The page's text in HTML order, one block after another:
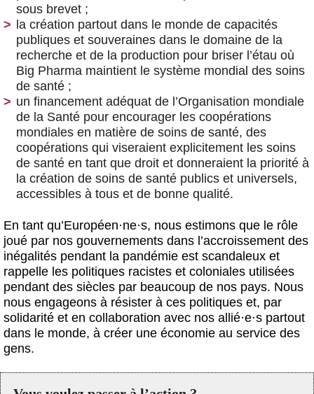
sous brevet ;
la création partout dans le monde de capacités
publiques et souveraines dans le domaine de la
recherche et de la production pour briser l’étau où
Big Pharma maintient le système mondial des soins
de santé ;
un financement adéquat de l’Organisation mondiale
de la Santé pour encourager les coopérations
mondiales en matière de soins de santé, des
coopérations qui viseraient explicitement les soins
de santé en tant que droit et donneraient la priorité à
la création de soins de santé publics et universels,
accessibles à tous et de bonne qualité.
En tant qu’Européen·ne·s, nous estimons que le rôle
joué par nos gouvernements dans l’accroissement des
inégalités pendant la pandémie est scandaleux et
rappelle les politiques racistes et coloniales utilisées
pendant des siècles par beaucoup de nos pays. Nous
nous engageons à résister à ces politiques et, par
solidarité et en collaboration avec nos allié·e·s partout
dans le monde, à créer une économie au service des
gens.